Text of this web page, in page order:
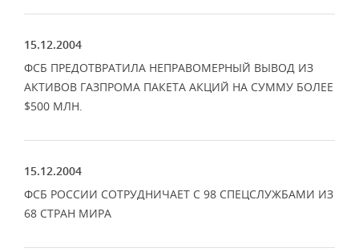
15.12.2004
ФСБ ПРЕДОТВРАТИЛА НЕПРАВОМЕРНЫЙ ВЫВОД ИЗ
АКТИВОВ ГАЗПРОМА ПАКЕТА АКЦИЙ НА СУММУ БОЛЕЕ
$500 МЛН.
15.12.2004
ФСБ РОССИИ СОТРУДНИЧАЕТ С 98 СПЕЦСЛУЖБАМИ ИЗ
68 СТРАН МИРА